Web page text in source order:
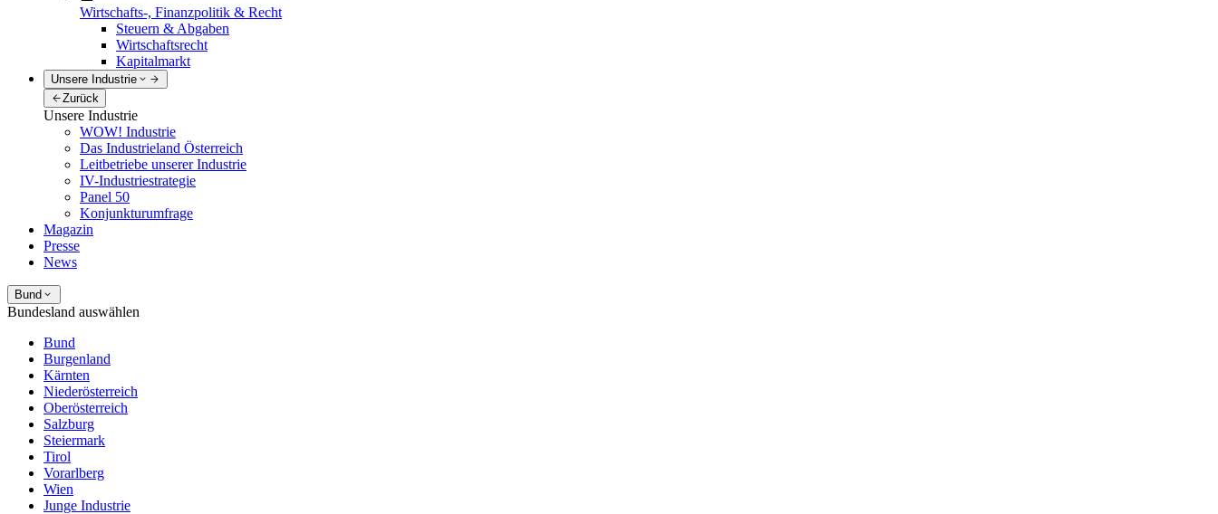
Wirtschafts-, Finanzpolitik & Recht
Steuern & Abgaben
Wirtschaftsrecht
Kapitalmarkt
Unsere Industrie
Zurück
Unsere Industrie
WOW! Industrie
Das Industrieland Österreich
Leitbetriebe unserer Industrie
IV-Industriestrategie
Panel 50
Konjunkturumfrage
Magazin
Presse
News
Bund
Bundesland auswählen
Bund
Burgenland
Kärnten
Niederösterreich
Oberösterreich
Salzburg
Steiermark
Tirol
Vorarlberg
Wien
Junge Industrie